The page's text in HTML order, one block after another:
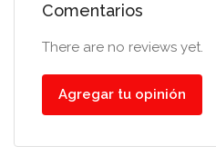
Comentarios
There are no reviews yet.
Agregar tu opinión